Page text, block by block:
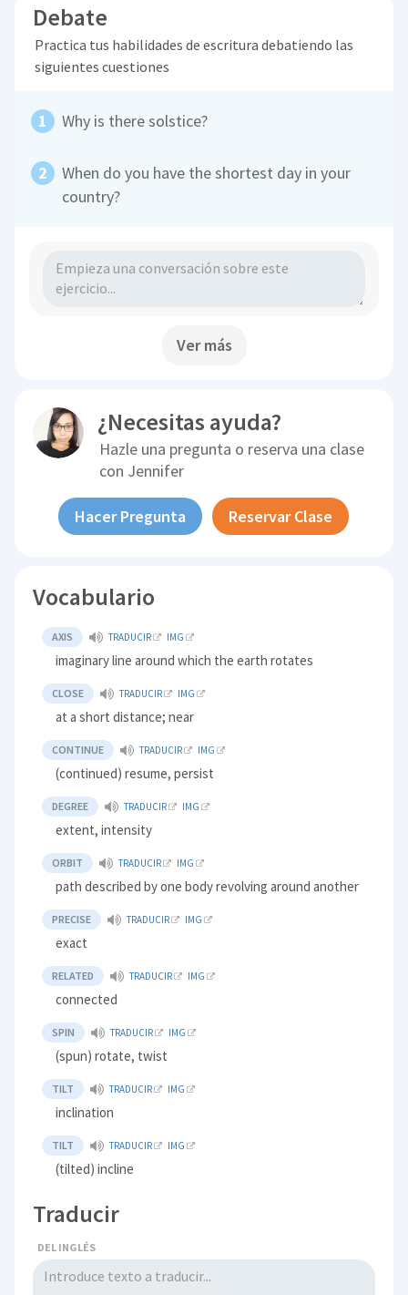
Debate
Practica tus habilidades de escritura debatiendo las
siguientes cuestiones
Why is there solstice?
When do you have the shortest day in your
country?
Ver más
¿Necesitas ayuda?
Hazle una pregunta o reserva una clase
con Jennifer
Hacer Pregunta Reservar Clase
Vocabulario
AXIS TRADUCIR IMG
imaginary line around which the earth rotates
CLOSE TRADUCIR IMG
at a short distance; near
CONTINUE TRADUCIR IMG
(continued) resume, persist
DEGREE TRADUCIR IMG
extent, intensity
ORBIT TRADUCIR IMG
path described by one body revolving around another
PRECISE TRADUCIR IMG
exact
RELATED TRADUCIR IMG
connected
SPIN TRADUCIR IMG
(spun) rotate, twist
TILT TRADUCIR IMG
inclination
TILT TRADUCIR IMG
(tilted) incline
Traducir
DEL INGLÉS